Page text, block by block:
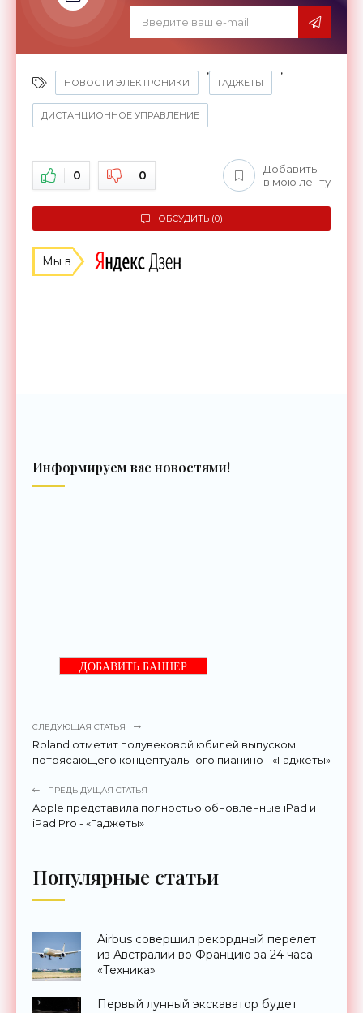
НОВОСТИ ЭЛЕКТРОНИКИ
,
ГАДЖЕТЫ
,
ДИСТАНЦИОННОЕ УПРАВЛЕНИЕ
0 0
Добавить
в мою ленту
ОБСУДИТЬ (0)
Мы в
Информируем вас новостями!
ДОБАВИТЬ БАННЕР
СЛЕДУЮЩАЯ СТАТЬЯ
Roland отметит полувековой юбилей выпуском
потрясающего концептуального пианино - «Гаджеты»
ПРЕДЫДУЩАЯ СТАТЬЯ
Apple представила полностью обновленные iPad и
iPad Pro - «Гаджеты»
Популярные статьи
Airbus совершил рекордный перелет
из Австралии во Францию за 24 часа -
«Техника»
Первый лунный экскаватор будет